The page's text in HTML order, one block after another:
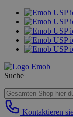
Suche
Kontaktieren